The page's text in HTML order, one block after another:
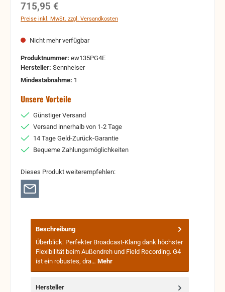
Regulärer Preis:
715,95 €
Preise inkl. MwSt. zzgl. Versandkosten
Nicht mehr verfügbar
Produktnummer: ew135PG4E
Hersteller: Sennheiser
Mindestabnahme: 1
Unsere Vorteile
Günstiger Versand
Versand innerhalb von 1-2 Tage
14 Tage Geld-Zurück-Garantie
Bequeme Zahlungsmöglichkeiten
Dieses Produkt weiterempfehlen:
Beschreibung
Überblick: Perfekter Broadcast-Klang dank höchster
Flexibilität beim Außendreh und Field Recording. G4
ist ein robustes, dra… Mehr
Hersteller